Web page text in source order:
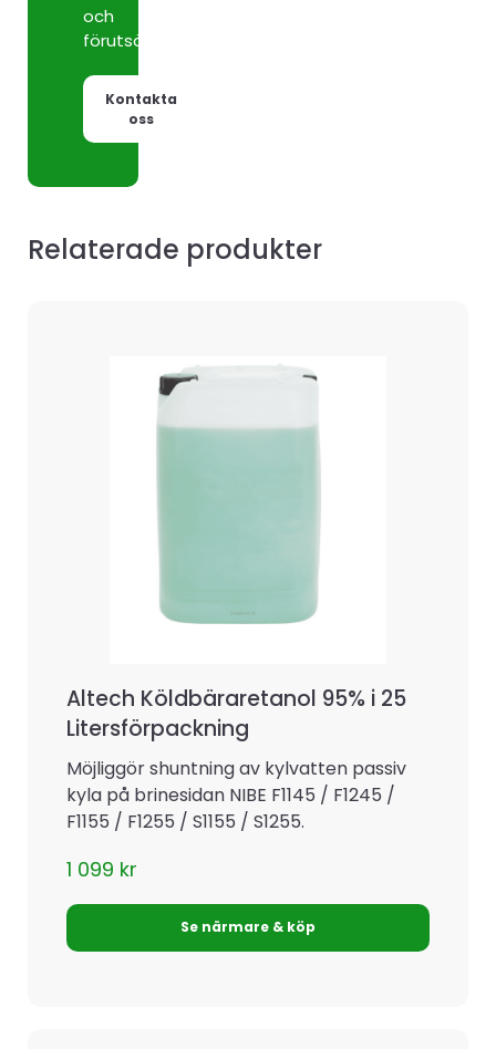
och
förutsättningar.
Kontakta
oss
Relaterade produkter
Altech Köldbäraretanol 95% i 25
Litersförpackning
Möjliggör shuntning av kylvatten passiv
kyla på brinesidan NIBE F1145 / F1245 /
F1155 / F1255 / S1155 / S1255.
1 099 kr
Se närmare & köp